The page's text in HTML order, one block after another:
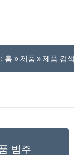
홈 » 제품 » 제품 검색
범주